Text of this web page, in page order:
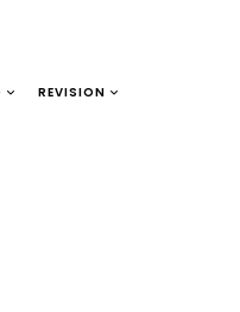
REVISION